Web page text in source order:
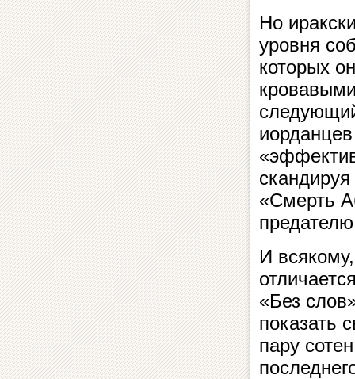
Но
уровня
которых
«Смерть
И
«Без
показать
пару